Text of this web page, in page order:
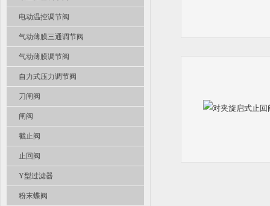
电动温控调节阀
气动薄膜三通调节阀
气动薄膜调节阀
自力式压力调节阀
刀闸阀
闸阀
截止阀
止回阀
Y型过滤器
粉末蝶阀